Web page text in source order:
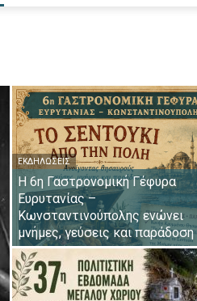
ΕΚΔΗΛΏΣΕΙΣ
Η 6η Γαστρονομική Γέφυρα
Ευρυτανίας –
Κωνσταντινούπολης ενώνει
μνήμες, γεύσεις και παράδοση